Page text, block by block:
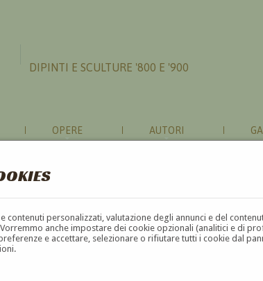
contenuti personalizzati, valutazione degli annunci e del
anche impostare dei cookie opzionali (analitici e di
e accettare, selezionare o rifiutare tutti i cookie dal
DIPINTI E SCULTURE '800 E '900
OPERE AUTORI